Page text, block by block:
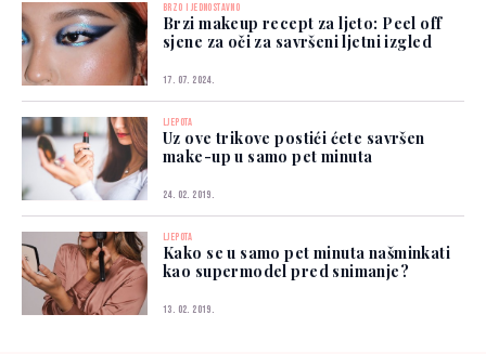
BRZO I JEDNOSTAVNO
Brzi makeup recept za ljeto: Peel off
sjene za oči za savršeni ljetni izgled
17. 07. 2024.
LJEPOTA
Uz ove trikove postići ćete savršen
make-up u samo pet minuta
24. 02. 2019.
LJEPOTA
Kako se u samo pet minuta našminkati
kao supermodel pred snimanje?
13. 02. 2019.